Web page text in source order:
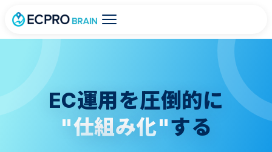
EC運用を圧倒的に
"仕組み化"する